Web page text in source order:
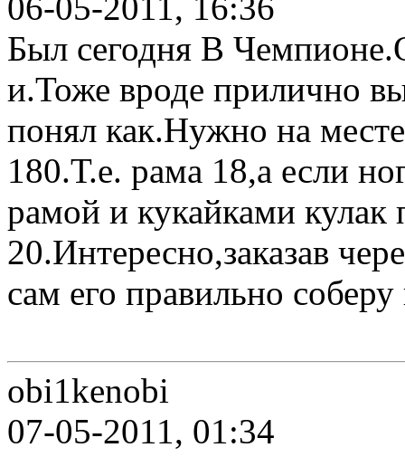
Был сегодня В
и.Тоже вроде прилично
понял как.Нужно на
180.Т.е. рама 18,а если
рамой и кукайками кулак
20.Интересно,заказав
сам его правильно
obi1kenobi
07-05-2011, 01:34